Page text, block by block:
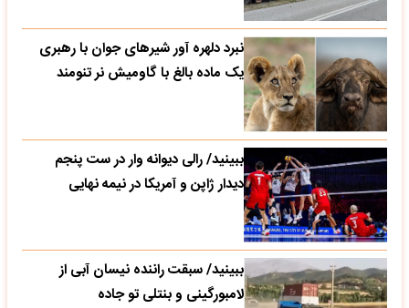
نبرد دلهره آور شیرهای جوان با رهبری
یک ماده بالغ با گاومیش نر تنومند
ببینید/ رالی دیوانه وار در ست پنجم
دیدار ژاپن و آمریکا در نیمه نهایی
ببینید/ سبقت راننده نیسان آبی از
لامبورگینی و بنتلی تو جاده